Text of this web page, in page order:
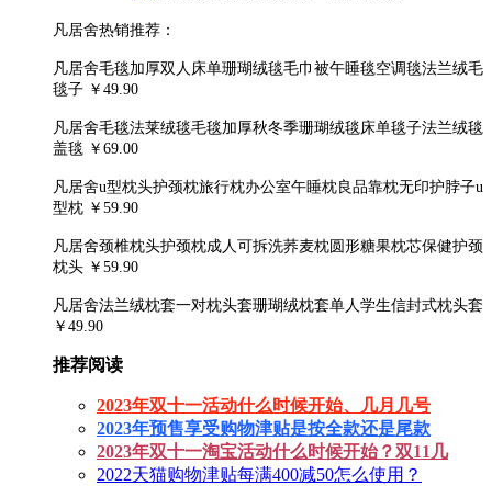
凡居舍热销推荐：
凡居舍毛毯加厚双人床单珊瑚绒毯毛巾被午睡毯空调毯法兰绒毛
毯子 ￥49.90
凡居舍毛毯法莱绒毯毛毯加厚秋冬季珊瑚绒毯床单毯子法兰绒毯
盖毯 ￥69.00
凡居舍u型枕头护颈枕旅行枕办公室午睡枕良品靠枕无印护脖子u
型枕 ￥59.90
凡居舍颈椎枕头护颈枕成人可拆洗荞麦枕圆形糖果枕芯保健护颈
枕头 ￥59.90
凡居舍法兰绒枕套一对枕头套珊瑚绒枕套单人学生信封式枕头套
￥49.90
推荐阅读
2023年双十一活动什么时候开始、几月几号
2023年预售享受购物津贴是按全款还是尾款
2023年双十一淘宝活动什么时候开始？双11几
2022天猫购物津贴每满400减50怎么使用？